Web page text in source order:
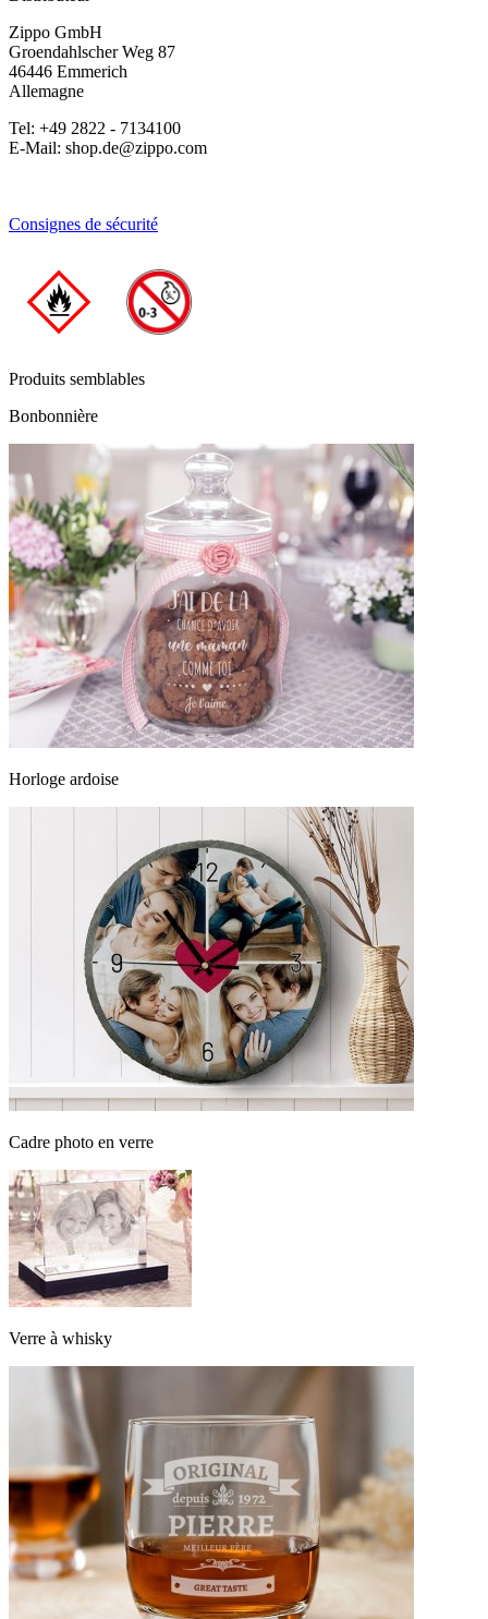
Zippo GmbH
Groendahlscher Weg 87
46446 Emmerich
Allemagne
Tel: +49 2822 - 7134100
E-Mail: shop.de@zippo.com
Consignes de sécurité
Produits semblables
Bonbonnière
Horloge ardoise
Cadre photo en verre
Verre à whisky